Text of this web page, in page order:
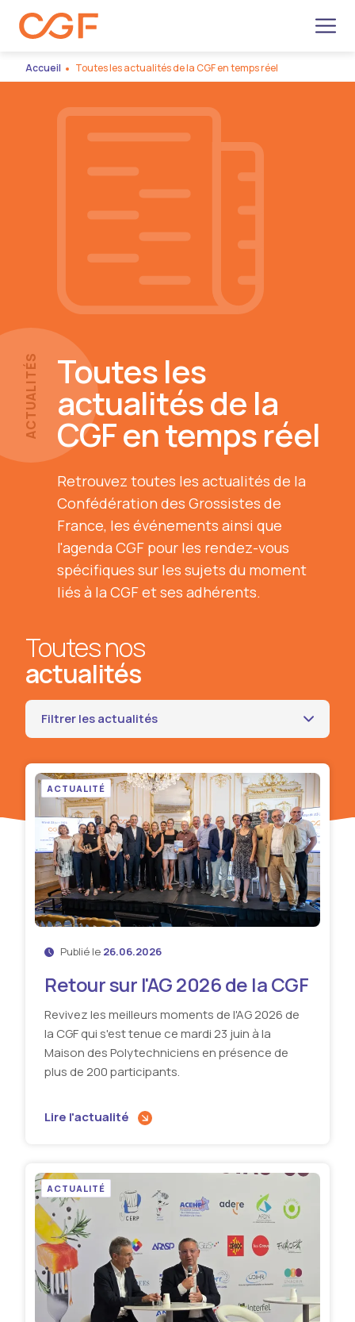
Accueil Toutes les actualités de la CGF en temps réel
ACTUALITÉS Toutes les
actualités de la
CGF en temps réel
Retrouvez toutes les actualités de la
Confédération des Grossistes de
France, les événements ainsi que
l'agenda CGF pour les rendez-vous
spécifiques sur les sujets du moment
liés à la CGF et ses adhérents.
Toutes nos
actualités
Filtrer les actualités
ACTUALITÉ
Publié le 26.06.2026
Retour sur l'AG 2026 de la CGF
Revivez les meilleurs moments de l'AG 2026 de
la CGF qui s'est tenue ce mardi 23 juin à la
Maison des Polytechniciens en présence de
plus de 200 participants.
Lire l'actualité
ACTUALITÉ